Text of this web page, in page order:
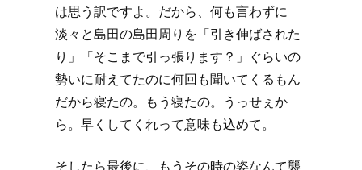
は思う訳ですよ。だから、何も言わずに
淡々と島田の島田周りを「引き伸ばされた
り」「そこまで引っ張ります？」ぐらいの
勢いに耐えてたのに何回も聞いてくるもん
だから寝たの。もう寝たの。うっせぇか
ら。早くしてくれって意味も込めて。
そしたら最後に、もうその時の姿なんて襲